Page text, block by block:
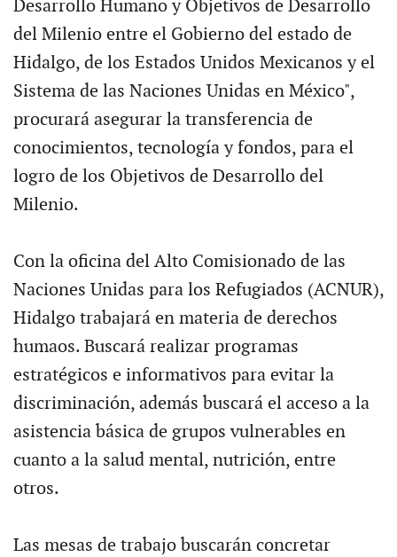
Desarrollo Humano y Objetivos de Desarrollo
del Milenio entre el Gobierno del estado de
Hidalgo, de los Estados Unidos Mexicanos y el
Sistema de las Naciones Unidas en México",
procurará asegurar la transferencia de
conocimientos, tecnología y fondos, para el
logro de los Objetivos de Desarrollo del
Milenio.
Con la oficina del Alto Comisionado de las
Naciones Unidas para los Refugiados (ACNUR),
Hidalgo trabajará en materia de derechos
humaos. Buscará realizar programas
estratégicos e informativos para evitar la
discriminación, además buscará el acceso a la
asistencia básica de grupos vulnerables en
cuanto a la salud mental, nutrición, entre
otros.
Las mesas de trabajo buscarán concretar